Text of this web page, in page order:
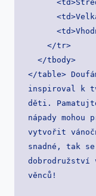
</table>
inspiroval k
děti.
nápady
vytvořit
snadné, tak
dobrodružství
věnců!